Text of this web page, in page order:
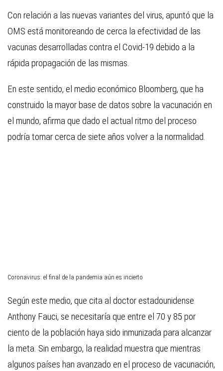
Con relación a las nuevas variantes del virus, apuntó que la
OMS está monitoreando de cerca la efectividad de las
vacunas desarrolladas contra el Covid-19 debido a la
rápida propagación de las mismas.
En este sentido, el medio económico Bloomberg, que ha
construido la mayor base de datos sobre la vacunación en
el mundo, afirma que dado el actual ritmo del proceso
podría tomar cerca de siete años volver a la normalidad.
Coronavirus: el final de la pandemia aún es incierto
Según este medio, que cita al doctor estadounidense
Anthony Fauci, se necesitaría que entre el 70 y 85 por
ciento de la población haya sido inmunizada para alcanzar
la meta. Sin embargo, la realidad muestra que mientras
algunos países han avanzado en el proceso de vacunación,